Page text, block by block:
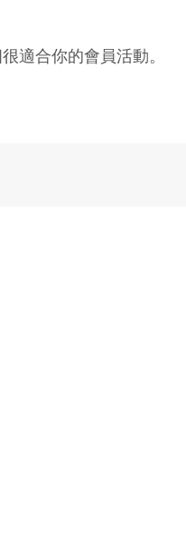
適合你的會員活動。